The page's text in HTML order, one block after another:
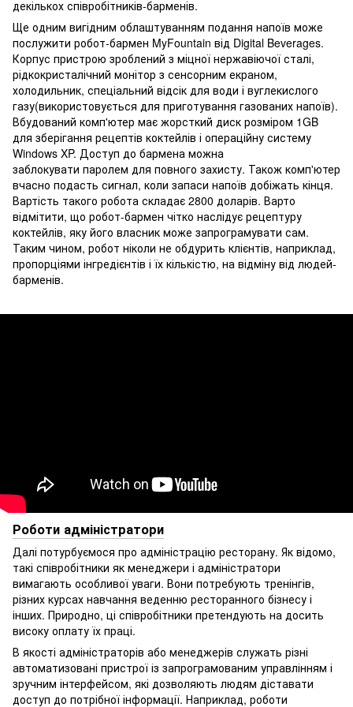
декількох співробітників-барменів.
Ще одним вигідним облаштуванням подання напоїв може
послужити робот-бармен MyFountain від Digital Beverages.
Корпус пристрою зроблений з міцної нержавіючої сталі,
рідкокристалічний монітор з сенсорним екраном,
холодильник, спеціальний відсік для води і вуглекислого
газу(використовується для приготування газованих напоїв).
Вбудований комп'ютер має жорсткий диск розміром 1GB
для зберігання рецептів коктейлів і операційну систему
Windows XP. Доступ до бармена можна
заблокувати паролем для повного захисту. Також комп'ютер
вчасно подасть сигнал, коли запаси напоїв добіжать кінця.
Вартість такого робота складає 2800 доларів. Варто
відмітити, що робот-бармен чітко наслідує рецептуру
коктейлів, яку його власник може запрограмувати сам.
Таким чином, робот ніколи не обдурить клієнтів, наприклад,
пропорціями інгредієнтів і їх кількістю, на відміну від людей-
барменів.
Роботи адміністратори
Далі потурбуємося про адміністрацію ресторану. Як відомо,
такі співробітники як менеджери і адміністратори
вимагають особливої уваги. Вони потребують тренінгів,
різних курсах навчання веденню ресторанного бізнесу і
інших. Природно, ці співробітники претендують на досить
високу оплату їх праці.
В якості адміністраторів або менеджерів служать різні
автоматизовані пристрої із запрограмованим управлінням і
зручним інтерфейсом, які дозволяють людям діставати
доступ до потрібної інформації. Наприклад, роботи